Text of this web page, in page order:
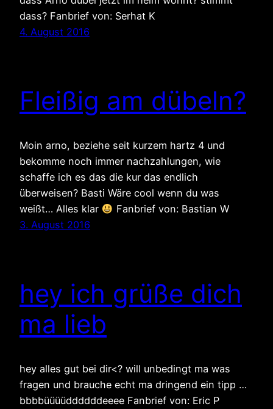
dass? Fanbrief von: Serhat K
4. August 2016
Fleißig am dübeln?
Moin arno, beziehe seit kurzem hartz 4 und
bekomme noch immer nachzahlungen, wie
schaffe ich es das die kur das endlich
überweisen? Basti Wäre cool wenn du was
weißt… Alles klar
Fanbrief von: Bastian W
3. August 2016
hey ich grüße dich
ma lieb
hey alles gut bei dir<? will unbedingt ma was
fragen und brauche echt ma dringend ein tipp …
bbbbüüüüddddddeeee Fanbrief von: Eric P